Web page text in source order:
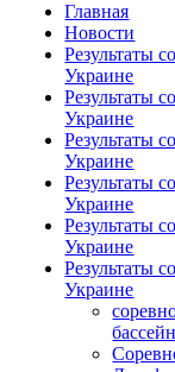
Главная
Новости
Результаты
Украине
Результаты
Украине
Результаты
Украине
Результаты
Украине
Результаты
Украине
Результаты
Украине